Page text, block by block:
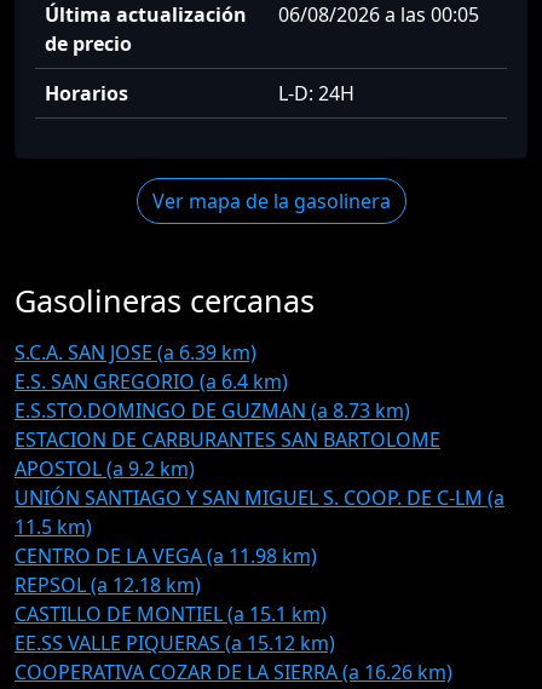
Última actualización
de precio
06/08/2026 a las 00:05
Horarios L-D: 24H
Ver mapa de la gasolinera
Gasolineras cercanas
S.C.A. SAN JOSE (a 6.39 km)
E.S. SAN GREGORIO (a 6.4 km)
E.S.STO.DOMINGO DE GUZMAN (a 8.73 km)
ESTACION DE CARBURANTES SAN BARTOLOME
APOSTOL (a 9.2 km)
UNIÓN SANTIAGO Y SAN MIGUEL S. COOP. DE C-LM (a
11.5 km)
CENTRO DE LA VEGA (a 11.98 km)
REPSOL (a 12.18 km)
CASTILLO DE MONTIEL (a 15.1 km)
EE.SS VALLE PIQUERAS (a 15.12 km)
COOPERATIVA COZAR DE LA SIERRA (a 16.26 km)